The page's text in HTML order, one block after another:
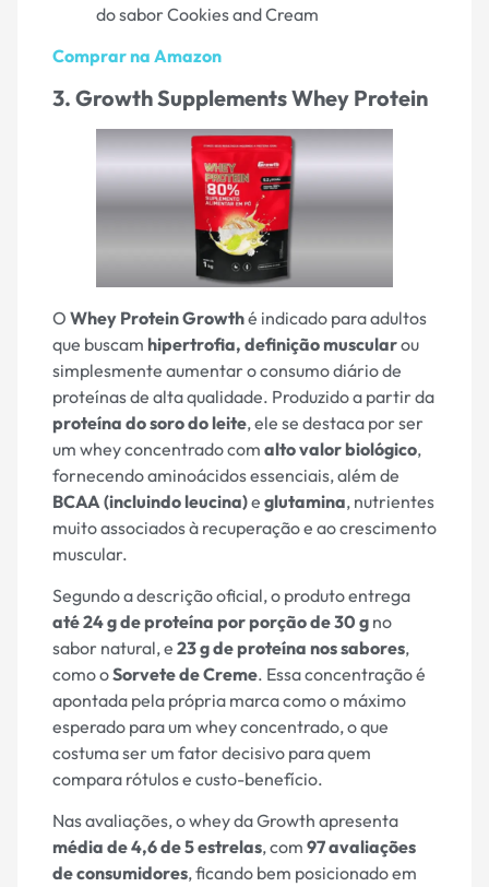
do sabor Cookies and Cream
Comprar na Amazon
3. Growth Supplements Whey Protein
O Whey Protein Growthé indicado para adultos
que buscam hipertrofia, definição muscularou
simplesmente aumentar o consumo diário de
proteínas de alta qualidade. Produzido a partir da
proteína do soro do leite, ele se destaca por ser
um whey concentrado com alto valor biológico,
fornecendo aminoácidos essenciais, além de
BCAA (incluindo leucina)e glutamina, nutrientes
muito associados à recuperação e ao crescimento
muscular.
Segundo a descrição oficial, o produto entrega
até 24 g de proteína por porção de 30 g no
sabor natural, e 23 g de proteína nos sabores,
como oSorvete de Creme. Essa concentração é
apontada pela própria marca como o máximo
esperado para um whey concentrado, o que
costuma ser um fator decisivo para quem
compara rótulos e custo-benefício.
Nas avaliações, o whey da Growth apresenta
média de 4,6 de 5 estrelas, com 97 avaliações
de consumidores, ficando bem posicionado em